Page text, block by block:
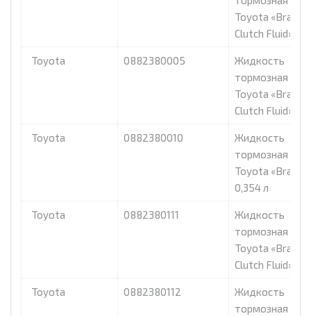
Toyota «Brake
Clutch Fluid», 1л.
Toyota 0882380005
Жидкость
тормозная dot
Toyota «Brake
Clutch Fluid»,
Toyota 0882380010
Жидкость
тормозная dot
Toyota «Brake
0,354 л
Toyota 0882380111
Жидкость
тормозная dot
Toyota «Brake
Clutch Fluid»,
Toyota 0882380112
Жидкость
тормозная dot